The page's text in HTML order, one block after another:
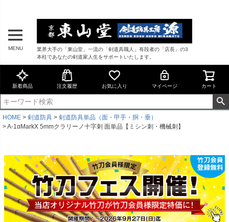
MENU
業界大手の「東山堂」一流の「剣道具職人」有段者の「店長」の3
本柱であなたの剣道家人生をサポートいたします。
新着商品 注文履歴 お気に入り マイページ カート
HOME 剣道防具
剣道防具単品（面・甲手・胴・垂）
A-1αMarkX 5mmクラリーノ十字刺 面単品【ミシン刺・機械刺】